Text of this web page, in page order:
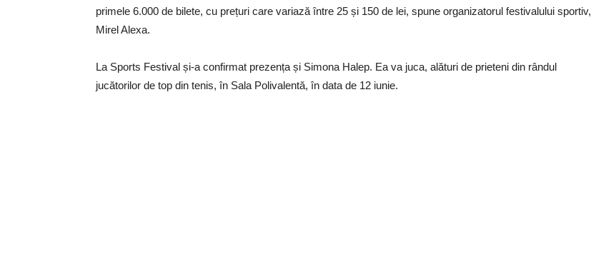
primele 6.000 de bilete, cu prețuri care variază între 25 și 150 de lei, spune organizatorul festivalului sportiv,
Mirel Alexa.
La Sports Festival și-a confirmat prezența și Simona Halep. Ea va juca, alături de prieteni din rândul
jucătorilor de top din tenis, în Sala Polivalentă, în data de 12 iunie.